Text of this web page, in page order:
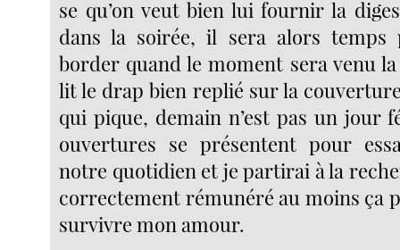
se qu’on veut bien lui fournir la
dans la soirée, il sera alors
border quand le moment sera venu
lit le drap bien replié sur la
qui pique, demain n’est pas un jour
ouvertures se présentent pour
notre quotidien et je partirai à la
correctement rémunéré au moins ça
survivre mon amour.